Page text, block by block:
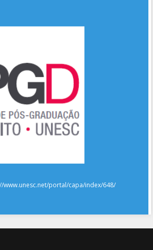
www.unesc.net/portal/capa/index/648/